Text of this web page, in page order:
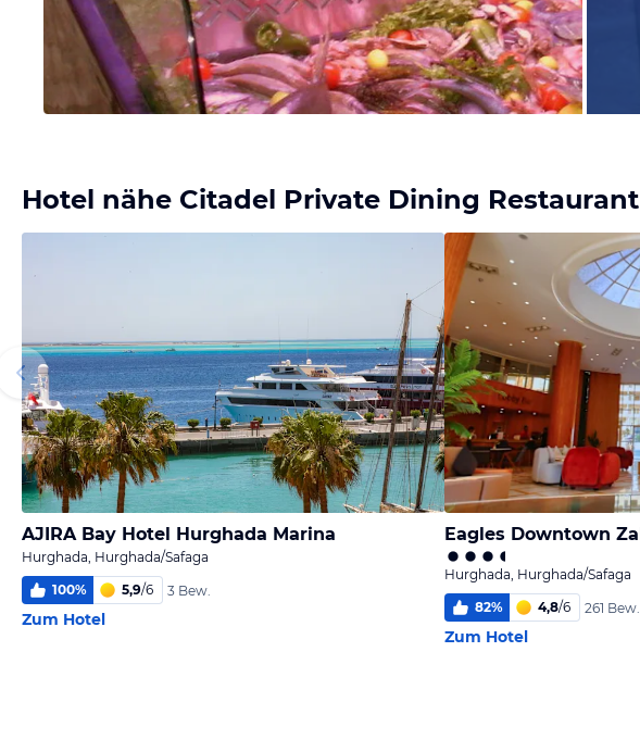
Hotel nähe Citadel Private Dining Restaurant
AJIRA Bay Hotel Hurghada Marina
Hurghada, Hurghada/Safaga
100% 5,9/6 3 Bew.
Zum Hotel
Hurghada, Hurghada/Safaga
82% 4,8/6 261 Bew.
Zum Hotel